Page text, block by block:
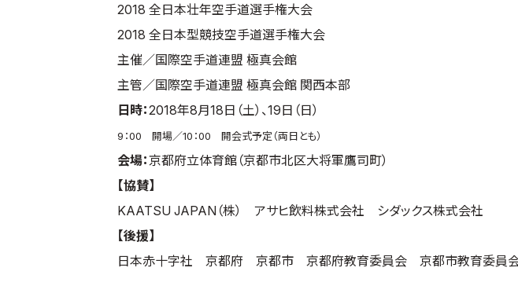
2018 全日本壮年空手道選手権大会
2018 全日本型競技空手道選手権大会
主催／国際空手道連盟 極真会館
主管／国際空手道連盟 極真会館 関西本部
日時：2018年8月18日（土）、19日（日）
9：00 開場／10：00 開会式予定（両日とも）
会場：京都府立体育館 （京都市北区大将軍鷹司町）
【協賛】
KAATSU JAPAN（株） アサヒ飲料株式会社 シダックス株式会社
【後援】
日本赤十字社 京都府 京都市 京都府教育委員会 京都市教育委員会